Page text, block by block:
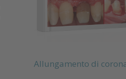
Allungamento di